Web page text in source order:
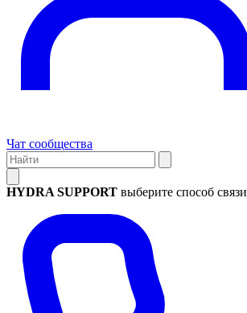
Чат сообщества
HYDRA SUPPORT выберите способ связи